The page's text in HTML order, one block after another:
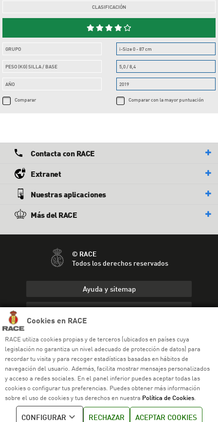
Cookies en RACE
RACE utiliza cookies propias y de terceros (ubicados en países cuya
legislación no garantiza un nivel adecuado de protección de datos) para
recordar tu visita y para recoger estadísticas basadas en hábitos de
navegación del usuario. Además, facilita mostrar mensajes personalizados
y acceso a redes sociales. En el panel inferior puedes aceptar todas las
cookies o configurar tus preferencias. Puedes obtener más información
sobre el uso de cookies y tus derechos en nuestra Política de Cookies
CONFIGURAR RECHAZAR ACEPTAR COOKIES
CLASIFICACIÓN
GRUPO
PESO (KG) SILLA / BASE
AÑO
Comparar
i-Size 0 - 87 cm
5,0 / 8,4
2019
Comparar con la mayor puntuación
Contacta con RACE
Extranet
Nuestras aplicaciones
Más del RACE
© RACE
Todos los derechos reservados
Ayuda y sitemap
Aviso legal
Política de cookies
Política de venta
Política de calidad
Canal de denuncias